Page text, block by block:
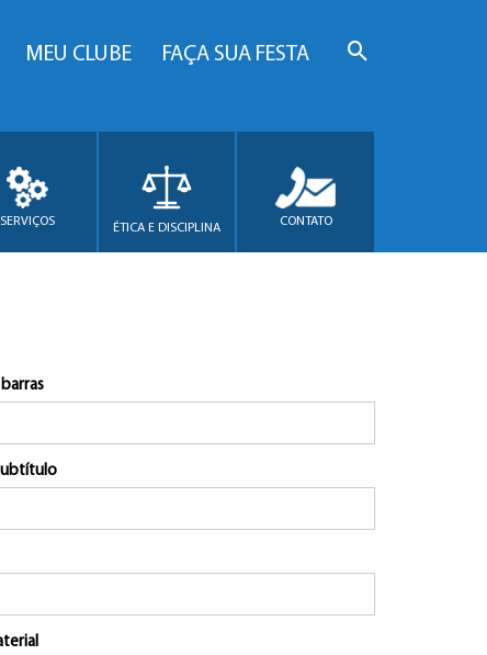
MEU CLUBE FAÇA SUA FESTA
SERVIÇOS ÉTICA E DISCIPLINA CONTATO